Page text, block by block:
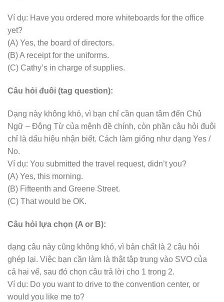
Ví dụ: Have you ordered more whiteboards for the office
yet?
(A) Yes, the board of directors.
(B) A receipt for the uniforms.
(C) Cathy’s in charge of supplies.
Câu hỏi đuôi (tag question):
Dạng này không khó, vì bạn chỉ cần quan tâm đến Chủ
Ngữ – Động Từ của mệnh đề chính, còn phần câu hỏi đuôi
chỉ là dấu hiệu nhận biết. Cách làm giống như dạng Yes /
No.
Ví dụ: You submitted the travel request, didn’t you?
(A) Yes, this morning.
(B) Fifteenth and Greene Street.
(C) That would be OK.
Câu hỏi lựa chọn (A or B):
dạng câu này cũng không khó, vì bản chất là 2 câu hỏi
ghép lại. Việc bạn cần làm là thật tập trung vào SVO của
cả hai vế, sau đó chọn câu trả lời cho 1 trong 2.
Ví dụ: Do you want to drive to the convention center, or
would you like me to?